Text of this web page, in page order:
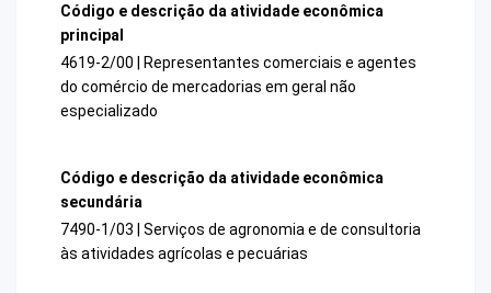
Código e descrição da atividade econômica
principal
4619-2/00 | Representantes comerciais e agentes
do comércio de mercadorias em geral não
especializado
Código e descrição da atividade econômica
secundária
7490-1/03 | Serviços de agronomia e de consultoria
às atividades agrícolas e pecuárias